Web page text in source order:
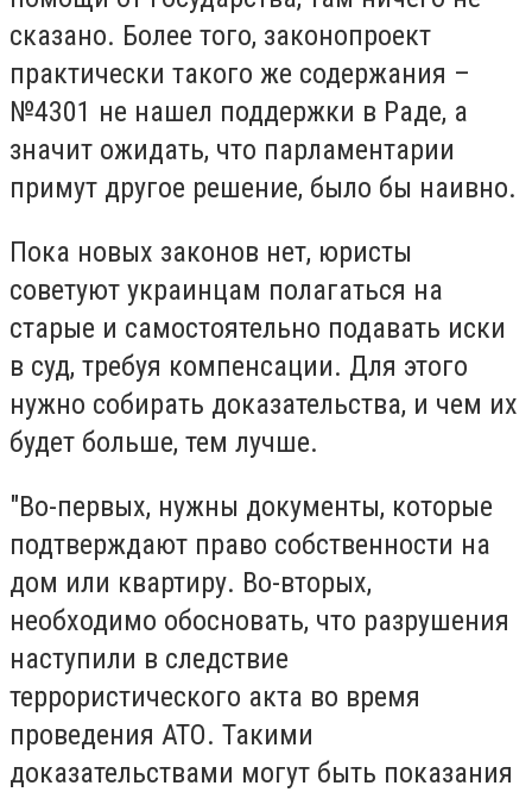
сказано. Более того, законопроект
практически такого же содержания –
№4301 не нашел поддержки в Раде, а
значит ожидать, что парламентарии
примут другое решение, было бы наивно.
Пока новых законов нет, юристы
советуют украинцам полагаться на
старые и самостоятельно подавать иски
в суд, требуя компенсации. Для этого
нужно собирать доказательства, и чем их
будет больше, тем лучше.
"Во-первых, нужны документы, которые
подтверждают право собственности на
дом или квартиру. Во-вторых,
необходимо обосновать, что разрушения
наступили в следствие
террористического акта во время
проведения АТО. Такими
доказательствами могут быть показания